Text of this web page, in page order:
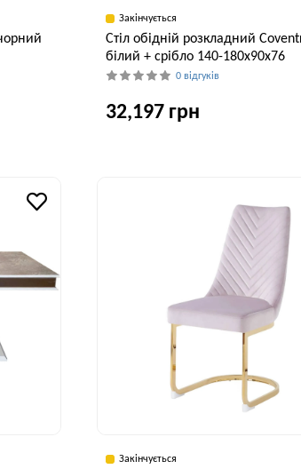
103 см
Закінчується
Стіл обідній розкладний
білий + срібло 140-180x90x76
0 відгуків
32,197 грн
Закінчується